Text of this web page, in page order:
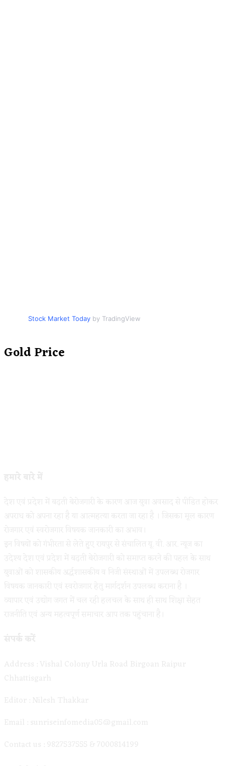
Stock Market Today by TradingView
Gold Price